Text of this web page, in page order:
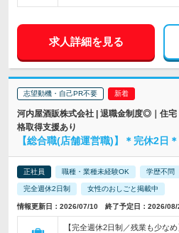
求人詳細を見る
志望動機・自己PR不要
河内屋酒販株式会社 | 退職金制度◎｜住
格取得支援あり
【総合職(店舗運営職)】＊完休2日
正社員 職種・業種未経験OK 学歴不問
完全週休2日制 女性のおしごと掲載中
情報更新日：2026/07/10 終了予定日：2026/08/
【完全週休2日制／残業も少な